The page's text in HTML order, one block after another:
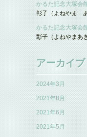
かるた記念大塚会
彰子（よねやま あ
かるた記念大塚会
彰子（よねやまあ
アーカイブ
2024年3月
2021年8月
2021年6月
2021年5月